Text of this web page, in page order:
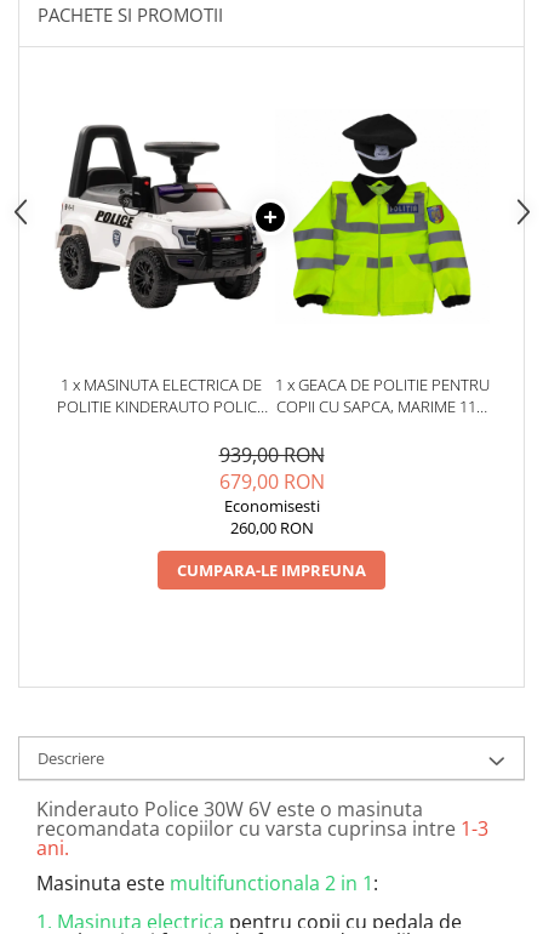
PACHETE SI PROMOTII
1 x MASINUTA ELECTRICA DE
POLITIE KINDERAUTO POLICE
MUSIC PLAYER, BLUETOOTH,
1 x GEACA DE POLITIE PENTRU
COPII CU SAPCA, MARIME 116-
939,00 RON
679,00 RON
Economisesti
260,00 RON
CUMPARA-LE IMPREUNA
Descriere
Kinderauto Police 30W 6V este o masinuta
recomandata copiilor cu varsta cuprinsa intre 1-3
ani.
Masinuta este multifunctionala 2 in 1:
1. Masinuta electrica pentru copii cu pedala de